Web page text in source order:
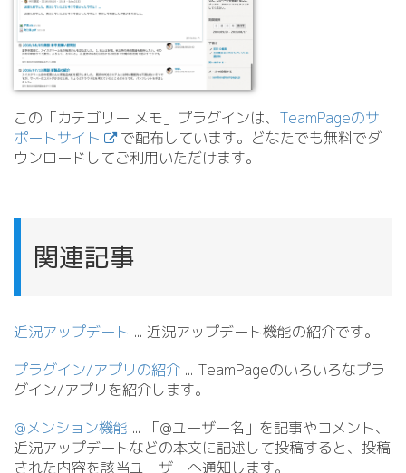
この「カテゴリー メモ」プラグインは、 TeamPageのサ
ポートサイト
で配布しています。どなたでも無料でダ
ウンロードしてご利用いただけます。
関連記事
近況アップデート ... 近況アップデート機能の紹介です。
プラグイン/アプリの紹介 ... TeamPageのいろいろなプラ
グイン/アプリを紹介します。
@メンション機能 ... 「@ユーザー名」を記事やコメント、
近況アップデートなどの本文に記述して投稿すると、投稿
された内容を該当ユーザーへ通知します。